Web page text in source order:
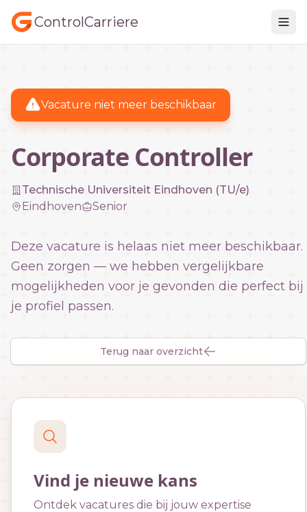
ControlCarriere
Vacature niet meer beschikbaar
Corporate Controller
Technische Universiteit Eindhoven (TU/e)
Eindhoven
Senior
Deze vacature is helaas niet meer beschikbaar.
Geen zorgen — we hebben vergelijkbare
mogelijkheden voor je gevonden die perfect bij
je profiel passen.
Terug naar overzicht
Vind je nieuwe kans
Ontdek vacatures die bij jouw expertise